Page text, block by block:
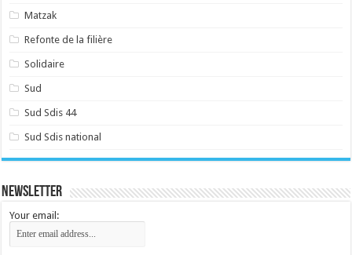
Matzak
Refonte de la filière
Solidaire
Sud
Sud Sdis 44
Sud Sdis national
Newsletter
Your email: